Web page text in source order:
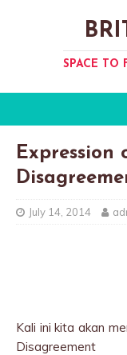
SPACE TO
Expression
July 14, 2014
Kali ini kita akan